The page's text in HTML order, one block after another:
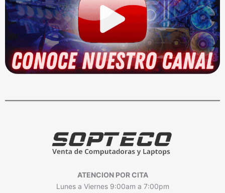
ATENCION POR CITA
Lunes a Viernes 9:00am a 7:00pm